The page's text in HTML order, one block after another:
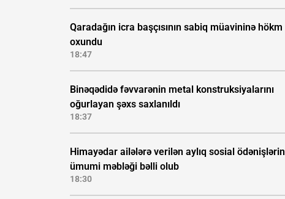
Qaradağın icra başçısının sabiq müavininə hökm
oxundu
18:47
Binəqədidə fəvvarənin metal konstruksiyalarını
oğurlayan şəxs saxlanıldı
18:37
Himayədar ailələrə verilən aylıq sosial ödənişlərin
ümumi məbləği bəlli olub
18:30